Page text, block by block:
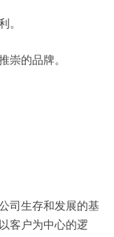
。
崇的品牌。
司生存和发展的基
客户为中心的逻